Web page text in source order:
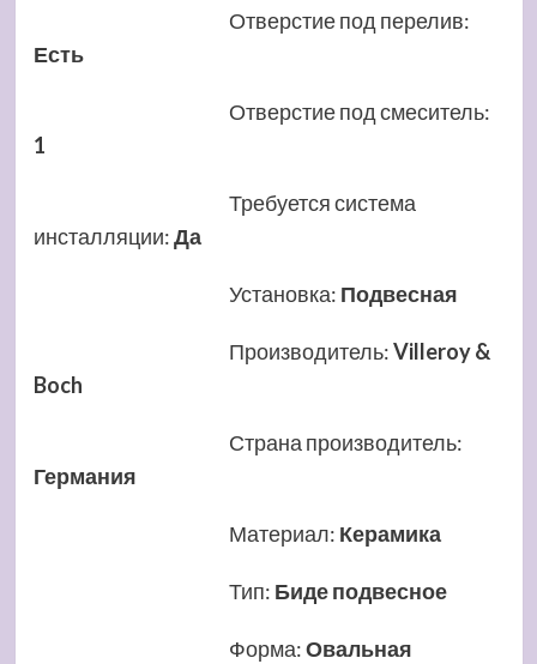
Отверстие под перелив:
Есть
Отверстие под смеситель:
1
Требуется система
инсталляции:Да
Установка: Подвесная
Производитель:Villeroy &
Boch
Страна производитель:
Германия
Материал: Керамика
Тип: Биде подвесное
Форма:Овальная